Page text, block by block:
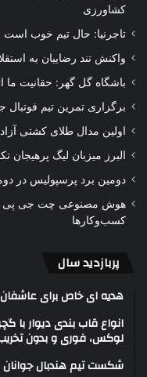
کشاورزی
تاجرنیا: حال تیم خوب است
واکنش تند رضاییان به
باشگاه گل گهر: حقانیت ما
برگزاری تمرین تیم فوتبال
اولین مدال طلای کشتی
البرز میزبان لیگ پرهیجان
دومین برد پرسپولیس در
هوش مصنوعی چت جی پی تی؛
کسب‌وکارها
پربازدید سال
هدیه ای خاص برای
انواع قاب بندی دیوار با
لوکس، فوری و بدون
شکست تیم هندبال جوانان